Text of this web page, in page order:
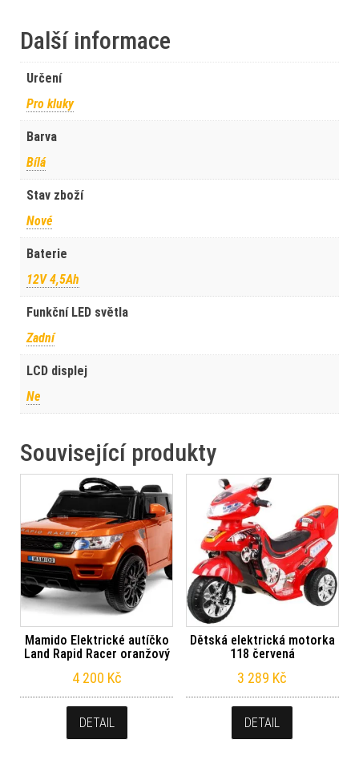
Další informace
Určení
Pro kluky
Barva
Bílá
Stav zboží
Nové
Baterie
12V 4,5Ah
Funkční LED světla
Zadní
LCD displej
Ne
Související produkty
Mamido Elektrické autíčko
Land Rapid Racer oranžový
4 200 Kč
DETAIL
Dětská elektrická motorka
118 červená
3 289 Kč
DETAIL